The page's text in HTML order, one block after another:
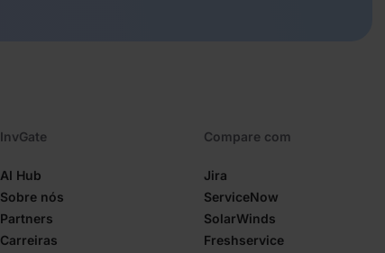
InvGate
AI Hub
Sobre nós
Partners
Carreiras
Compare com
Jira
ServiceNow
SolarWinds
Freshservice